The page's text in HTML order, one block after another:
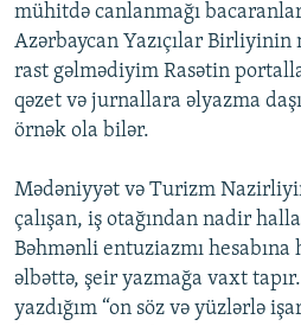
mühitdə canlanmağı
Azərbaycan Yazıçılar Birliyinin
rast gəlmədiyim Rasətin
qəzet və jurnallara əlyazma
örnək ola bilər.
Mədəniyyət və Turizm
çalışan, iş otağından nadir
Bəhmənli entuziazmı hesabına
əlbəttə, şeir yazmağa vaxt
yazdığım “on söz və yüzlərlə